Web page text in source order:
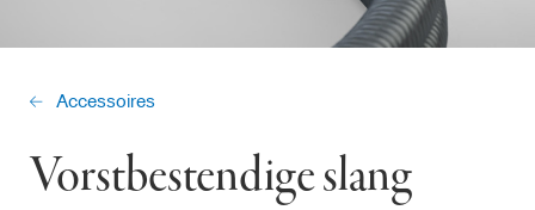
Accessoires
Vorstbestendige slang